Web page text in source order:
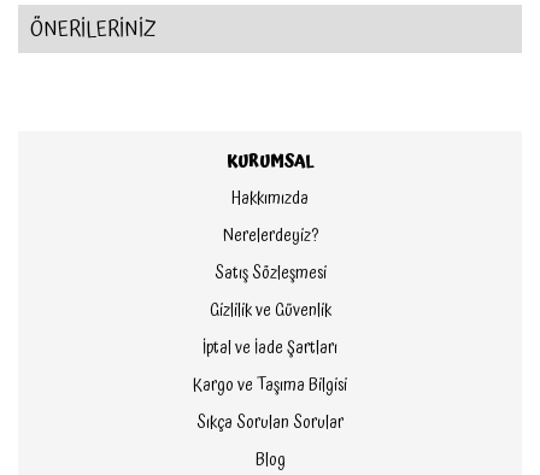
ÖNERİLERİNİZ
KURUMSAL
Hakkımızda
Nerelerdeyiz?
Satış Sözleşmesi
Gizlilik ve Güvenlik
İptal ve İade Şartları
Kargo ve Taşıma Bilgisi
Sıkça Sorulan Sorular
Blog